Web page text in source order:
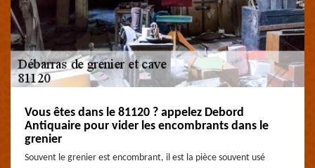
Vous êtes dans le 81120 ? appelez Debord
Antiquaire pour vider les encombrants dans le
grenier
Souvent le grenier est encombrant, il est la pièce souvent usé